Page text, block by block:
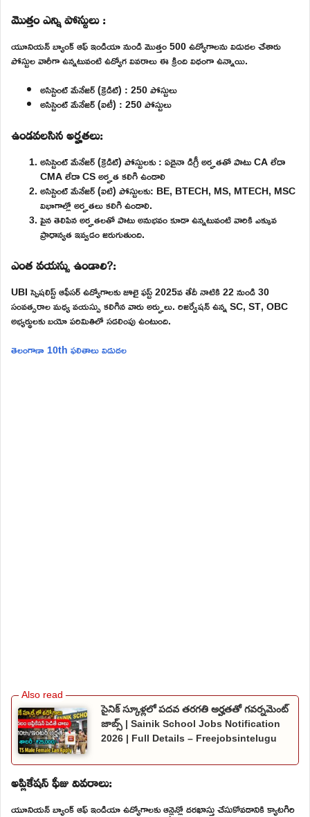
మొత్తం ఎన్ని పోస్టులు :
యూనియన్ బ్యాంక్ ఆఫ్ ఇండియా నుండి మొత్తం 500 ఉద్యోగాలను విడుదల చేశారు
పోస్టుల వారీగా ఉన్నటువంటి ఉద్యోగ వివరాలు ఈ క్రింది విధంగా ఉన్నాయి.
అసిస్టెంట్ మేనేజర్ (క్రెడిట్) : 250 పోస్టులు
అసిస్టెంట్ మేనేజర్ (ఐటీ) : 250 పోస్టులు
ఉండవలసిన అర్హతలు:
అసిస్టెంట్ మేనేజర్ (క్రెడిట్) పోస్టులకు : ఏదైనా డిగ్రీ అర్హతతో పాటు CA లేదా
CMA లేదా CS అర్హత కలిగి ఉండాలి
అసిస్టెంట్ మేనేజర్ (ఐటి) పోస్టులకు: BE, BTECH, MS, MTECH, MSC
విభాగాల్లో అర్హతలు కలిగి ఉండాలి.
పైన తెలిపిన అర్హతలతో పాటు అనుభవం కూడా ఉన్నటువంటి వారికి ఎక్కువ
ప్రాధాన్యత ఇవ్వడం జరుగుతుంది.
ఎంత వయస్సు ఉండాలి?:
UBI స్పెషలిస్ట్ ఆఫీసర్ ఉద్యోగాలకు జూలై ఫస్ట్ 2025వ తేదీ నాటికి 22 నుండి 30
సంవత్సరాల మధ్య వయస్సు కలిగిన వారు అర్హులు. రిజర్వేషన్ ఉన్న SC, ST, OBC
అభ్యర్థులకు బయో పరిమితిలో సడలింపు ఉంటుంది.
తెలంగాణా 10th ఫలితాలు విడుదల
సైనిక్ స్కూళ్లలో పదవ తరగతి అర్హతతో గవర్నమెంట్
జాబ్స్ | Sainik School Jobs Notification
2026 | Full Details – Freejobsintelugu
అప్లికేషన్ ఫీజు వివరాలు:
యూనియన్ బ్యాంక్ ఆఫ్ ఇండియా ఉద్యోగాలకు ఆన్లైన్లో దరఖాస్తు చేసుకోవడానికి క్యాటగిరి